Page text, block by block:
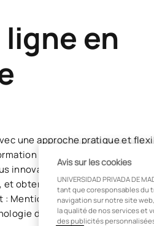
en
une approche pratique et
avec votre vie
innovant, avec des contenus
obtenez des mentions qui
Mention Santé (accès au PIR ou
du Travail ou de
Avis sur les cookies
UNIVERSIDAD PRIVADA DE
tant que coresponsables du
navigation sur notre site
la qualité de nos services et
des publicités